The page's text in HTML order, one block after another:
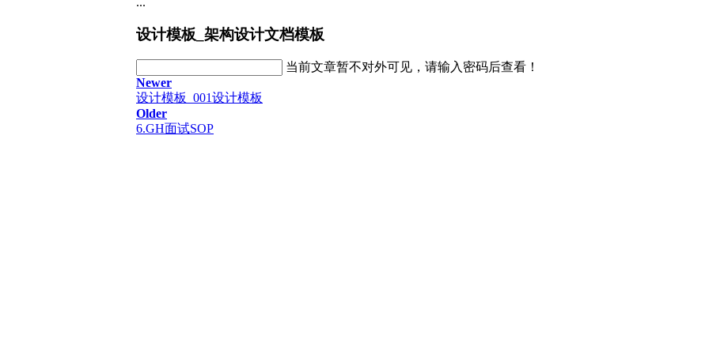
设计模板_架构设计文档模板
当前文章暂不对外可见，请输入密码后查看！
Newer
设计模板_001设计模板
Older
6.GH面试SOP